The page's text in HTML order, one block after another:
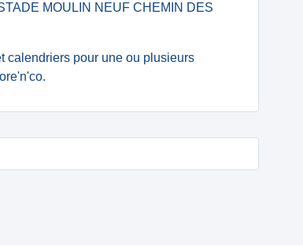
MOULIN NEUF CHEMIN DES
calendriers pour une ou plusieurs